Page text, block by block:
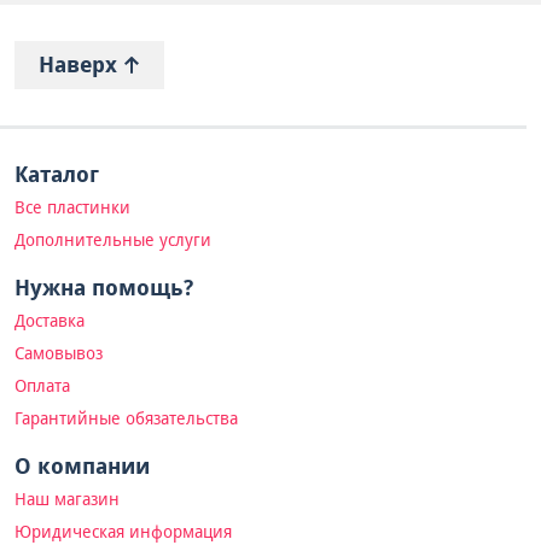
Наверх
Каталог
Все пластинки
Дополнительные услуги
Нужна помощь?
Доставка
Самовывоз
Оплата
Гарантийные обязательства
О компании
Наш магазин
Юридическая информация